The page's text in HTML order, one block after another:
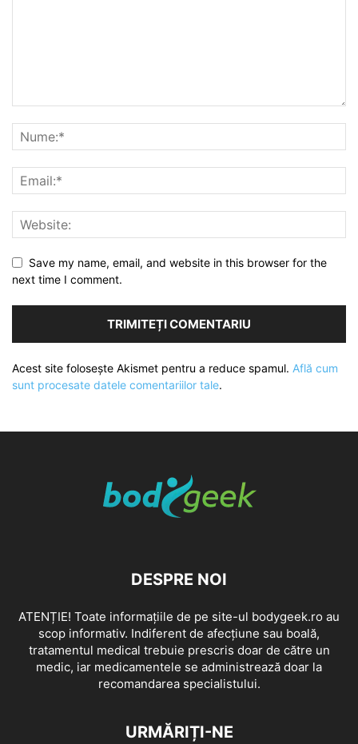
Save my name, email, and website in this browser for the
next time I comment.
Acest site folosește Akismet pentru a reduce spamul. Află cum
sunt procesate datele comentariilor tale.
DESPRE NOI
ATENȚIE! Toate informațiile de pe site-ul bodygeek.ro au
scop informativ. Indiferent de afecțiune sau boală,
tratamentul medical trebuie prescris doar de către un
medic, iar medicamentele se administrează doar la
recomandarea specialistului.
URMĂRIȚI-NE